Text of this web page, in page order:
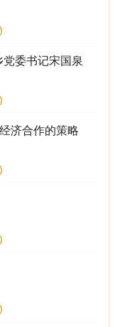
)
委书记宋国泉
)
济合作的策略
)
)
)